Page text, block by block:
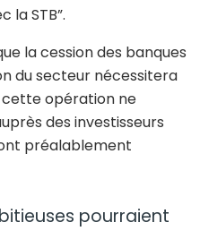
la STB”.
la cession des banques
du secteur nécessitera
cette opération ne
des investisseurs
préalablement
pourraient